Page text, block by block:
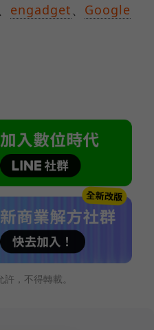
engadget Google
，不得轉載。